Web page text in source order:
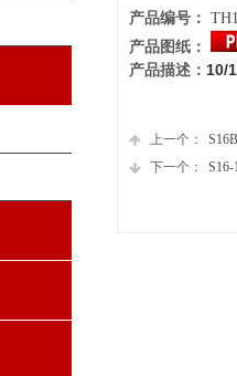
产品编号：
产品图纸：
产品描述： 10/
上一个：
下一个：
S16-